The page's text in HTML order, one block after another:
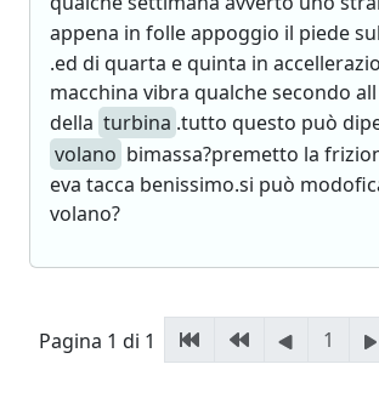
appena in folle appoggio il piede
.ed di quarta e quinta in
macchina vibra qualche secondo
della turbina .tutto questo può
volano bimassa?premetto la
eva tacca benissimo.si può
volano?
Pagina 1 di 1 1